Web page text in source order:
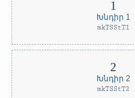
Խնդիր 1
mkTSStT1
Խնդիր 2
mkTSStT2